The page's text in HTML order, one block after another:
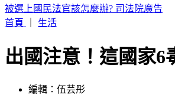
IU無預警召喚前男友 韓網替「她」心疼
首頁
生活
出國注意！這國家
編輯：伍芸彤